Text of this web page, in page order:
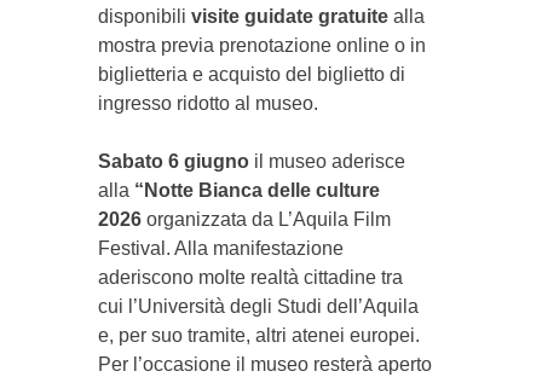
disponibili visite guidate gratuitealla
mostra previa prenotazione online o in
biglietteria e acquisto del biglietto di
ingresso ridotto al museo.
Sabato 6 giugnoil museo aderisce
alla “Notte Bianca delle culture
2026 organizzata da L’Aquila Film
Festival. Alla manifestazione
aderiscono molte realtà cittadine tra
cui l’Università degli Studi dell’Aquila
e, per suo tramite, altri atenei europei.
Per l’occasione il museo resterà aperto